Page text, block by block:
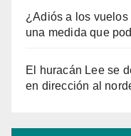
¿Adiós a los
una medida que
El huracán Lee se
en dirección al